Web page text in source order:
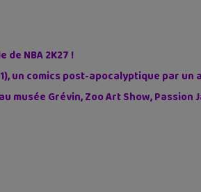
NBA 2K27 !
un comics post-apocalyptique par
musée Grévin, Zoo Art Show, Passion